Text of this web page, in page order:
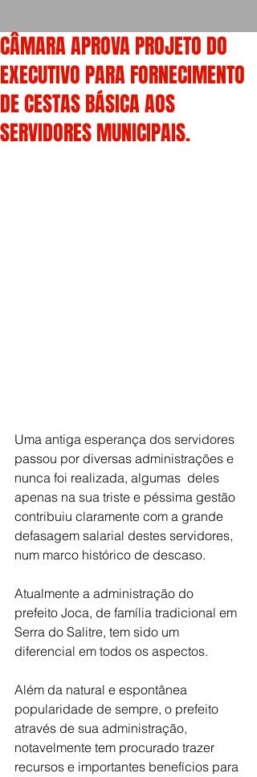
CÂMARA APROVA PROJETO DO
EXECUTIVO PARA FORNECIMENTO
DE CESTAS BÁSICA AOS
SERVIDORES MUNICIPAIS.
Uma antiga esperança dos servidores
passou por diversas administrações e
nunca foi realizada, algumas  deles
apenas na sua triste e péssima gestão
contribuiu claramente com a grande
defasagem salarial destes servidores,
num marco histórico de descaso.
Atualmente a administração do
prefeito Joca, de família tradicional em
Serra do Salitre, tem sido um
diferencial em todos os aspectos.
Além da natural e espontânea
popularidade de sempre, o prefeito
através de sua administração,
notavelmente tem procurado trazer
recursos e importantes benefícios para